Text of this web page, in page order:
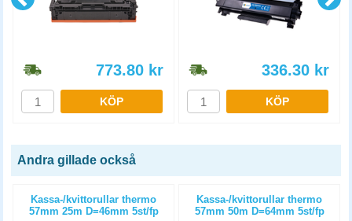
773.80 kr
KÖP
336.30 kr
KÖP
Andra gillade också
Kassa-/kvittorullar thermo
57mm 25m D=46mm 5st/fp
Kassa-/kvittorullar thermo
57mm 50m D=64mm 5st/fp